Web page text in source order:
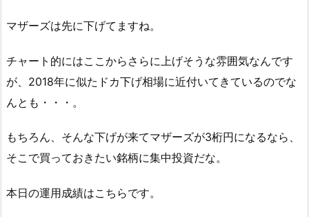
マザーズは先に下げてますね。
チャート的にはここからさらに上げそうな雰囲気なんです
が、2018年に似たドカ下げ相場に近付いてきているのでな
んとも・・・。
もちろん、そんな下げが来てマザーズが3桁円になるなら、
そこで買っておきたい銘柄に集中投資だな。
本日の運用成績はこちらです。